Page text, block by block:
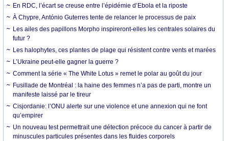
En RDC, l’écart se creuse entre l’épidémie d’Ebola et la riposte
À Chypre, António Guterres tente de relancer le processus de paix
Les ailes des papillons Morpho inspireront-elles les centrales solaires du
futur ?
Les halophytes, ces plantes de plage qui résistent contre vents et marées
L’Ukraine peut-elle gagner la guerre ?
Comment la série « The White Lotus » remet le polar au goût du jour
Fusillade de Montréal : la haine des femmes n’a pas de parti, montre un
manifeste laissé par le tireur
Cisjordanie: l’ONU alerte sur une violence et une annexion qui ne font
qu’empirer
Un nouveau test permettrait une détection précoce du cancer à partir de
minuscules particules présentes dans les fluides corporels